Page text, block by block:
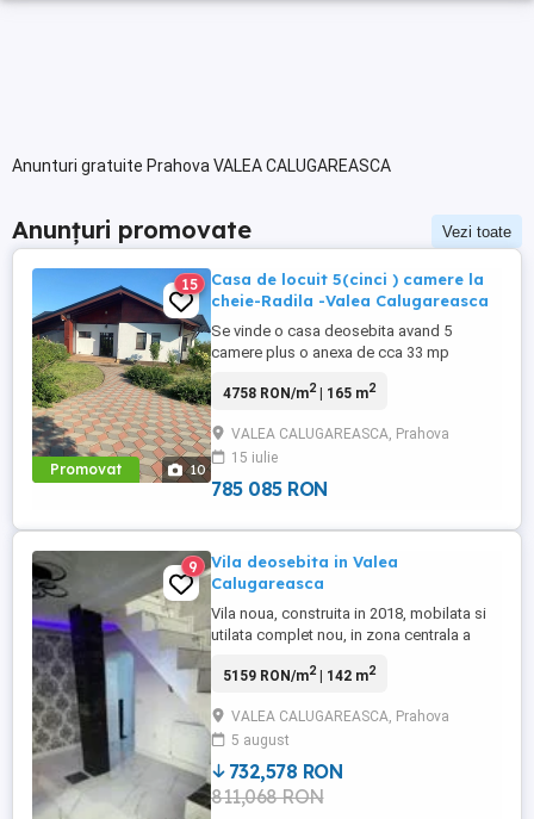
Anunturi gratuite Prahova VALEA CALUGAREASCA
Anunțuri promovate Vezi toate
Promovat 10
15
Casa de locuit 5(cinci ) camere la
cheie-Radila -Valea Calugareasca
Se vinde o casa deosebita avand 5
camere plus o anexa de cca 33 mp
administratie si camera tehnica,apoi
de parcare in curte,o livada tanara si multe
spatii amenajate cu flori, in Valea
Calugareasca, Radila;judetul Prahova.
4758 RON/m2| 165 m2
VALEA CALUGAREASCA, Prahova
15 iulie
785 085 RON
9
Vila deosebita in Valea
Calugareasca
Vila noua, construita in 2018, mobilata si
utilata complet nou, in zona centrala a
3 dormitoare, dresing, living, baie,
de 420 mp, si o suprafata utila 140 mp,
totul la doar 140000 euro, negociabil.
Telefon 072646128 ...
5159 RON/m2| 142 m2
VALEA CALUGAREASCA, Prahova
5 august
732,578 RON
811,068 RON